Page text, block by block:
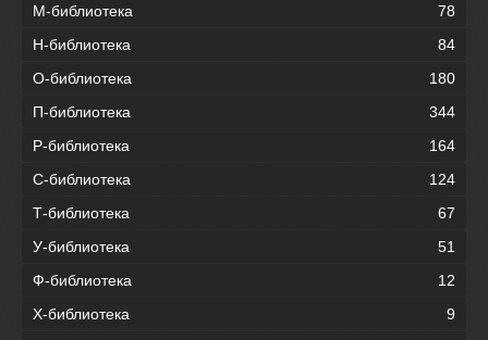
М-библиотека
78
Н-библиотека
84
О-библиотека
180
П-библиотека
344
Р-библиотека
164
С-библиотека
124
Т-библиотека
67
У-библиотека
51
Ф-библиотека
12
Х-библиотека
9